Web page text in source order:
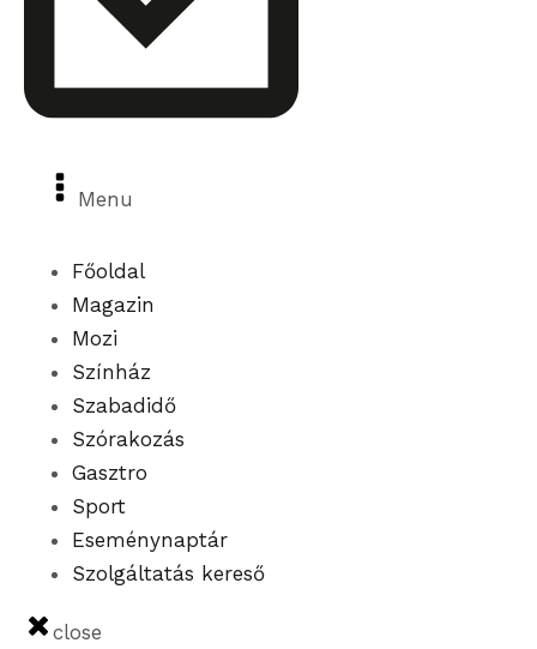
Menu
Főoldal
Magazin
Mozi
Színház
Szabadidő
Szórakozás
Gasztro
Sport
Eseménynaptár
Szolgáltatás kereső
close